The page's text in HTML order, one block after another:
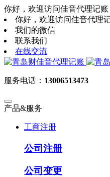
你好，欢迎访问佳音代理记账
你好，欢迎访问佳音代理
我们的微信
联系我们
在线交流
服务电话： 13006513473
产品&服务
工商注册
公司注册
公司变更